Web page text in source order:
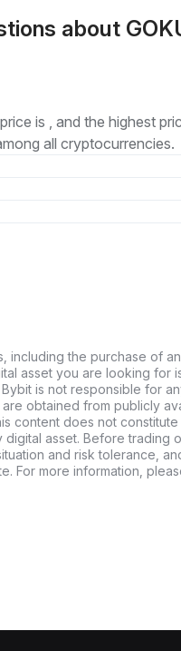
about
is , and the highest
all cryptocurrencies.
including the purchase of
asset you are looking for
is not responsible for
obtained from publicly
content does not
asset. Before trading
and risk tolerance,
For more information,